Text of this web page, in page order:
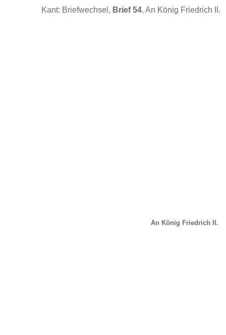
Kant: Briefwechsel, Brief 54, An König Friedrich II.
An König Friedrich II.